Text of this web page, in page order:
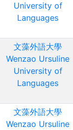
University of
Languages
文藻外語大學
Wenzao Ursuline
University of
Languages
文藻外語大學
Wenzao Ursuline